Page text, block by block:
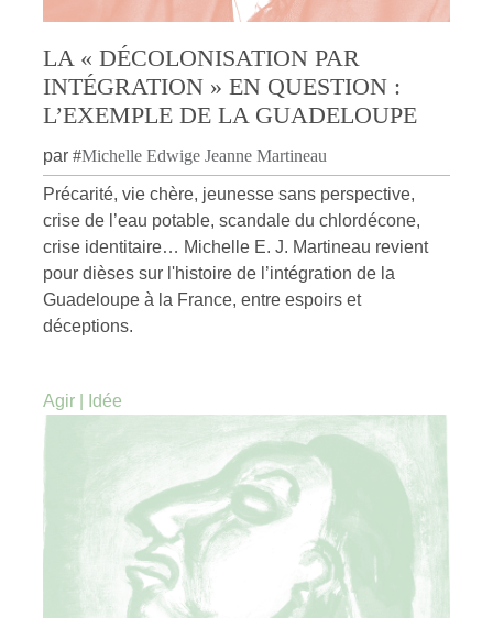
LA « DÉCOLONISATION PAR
INTÉGRATION » EN QUESTION :
L’EXEMPLE DE LA GUADELOUPE
par #Michelle Edwige Jeanne Martineau
Précarité, vie chère, jeunesse sans perspective,
crise de l’eau potable, scandale du chlordécone,
crise identitaire… Michelle E. J. Martineau revient
pour dièses sur l'histoire de l’intégration de la
Guadeloupe à la France, entre espoirs et
déceptions.
Agir Idée